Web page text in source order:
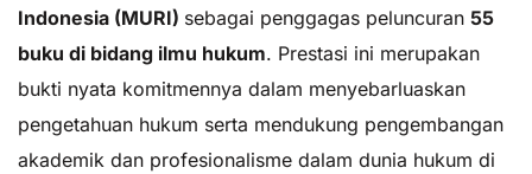
Indonesia (MURI) sebagai penggagas peluncuran 55
buku di bidang ilmu hukum. Prestasi ini merupakan
bukti nyata komitmennya dalam menyebarluaskan
pengetahuan hukum serta mendukung pengembangan
akademik dan profesionalisme dalam dunia hukum di